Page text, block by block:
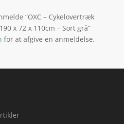
“OXC – Cykelovertræk
x 72 x 110cm – Sort grå”
for at afgive en anmeldelse.